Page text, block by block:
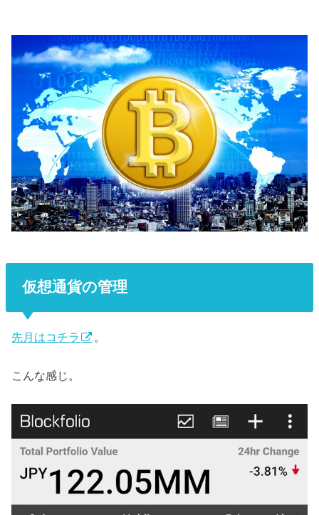
仮想通貨の管理
先月はコチラ
こんな感じ。